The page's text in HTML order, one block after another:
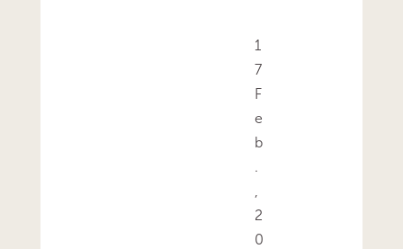
1
7
F
e
b
.
2
0